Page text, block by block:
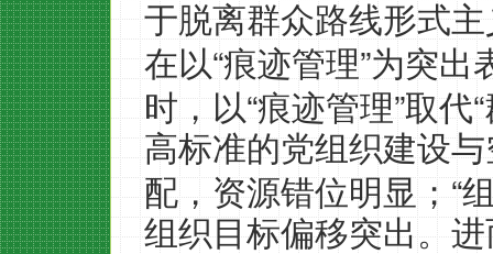
于脱离群众路线形式
在以“痕迹管理”为突出
时，以“痕迹管理”取代“
高标准的党组织建设
配，资源错位明显；“
组织目标偏移突出。